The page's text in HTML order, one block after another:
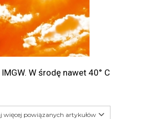
W środę nawet 40° C
więcej powiązanych artykułów